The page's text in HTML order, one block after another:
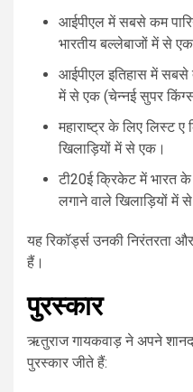
आईपीएल में सबसे कम
भारतीय बल्लेबाजों में से
आईपीएल इतिहास में
में से एक (चेन्नई सुपर
महाराष्ट्र के लिए लिस्ट
खिलाड़ियों में से एक।
टी20ई क्रिकेट में भारत
लगाने वाले खिलाड़ियों में
यह रिकॉर्ड्स उनकी निरंतरता
हैं।
पुरस्कार
ऋतुराज गायकवाड़ ने अपने
पुरस्कार जीते हैं: